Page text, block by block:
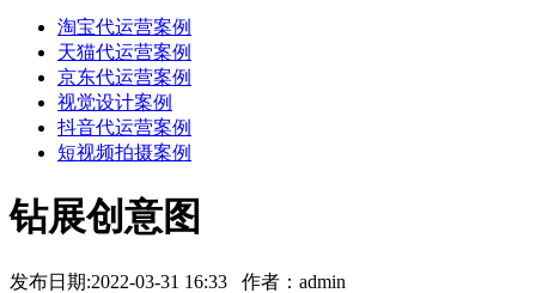
淘宝代运营案例
天猫代运营案例
京东代运营案例
视觉设计案例
抖音代运营案例
短视频拍摄案例
钻展创意图
发布日期:2022-03-31 16:33 作者：admin